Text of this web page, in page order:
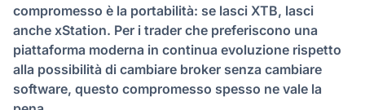
compromesso è la portabilità: se lasci XTB, lasci
anche xStation. Per i trader che preferiscono una
piattaforma moderna in continua evoluzione rispetto
alla possibilità di cambiare broker senza cambiare
software, questo compromesso spesso ne vale la